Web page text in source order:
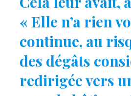
« Elle n’a rien
continue, au
des dégâts
redirigée vers